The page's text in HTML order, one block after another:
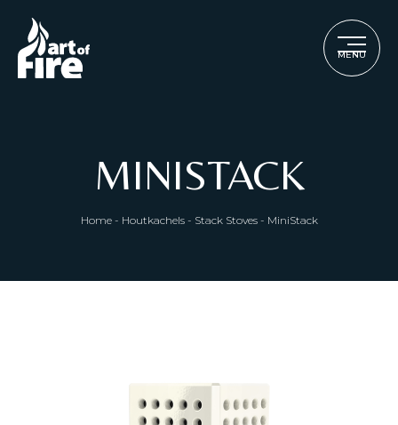
MENU
MINISTACK
Home- Houtkachels- Stack Stoves- MiniStack